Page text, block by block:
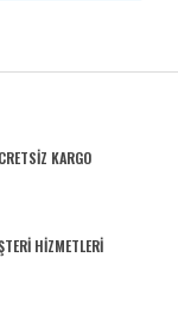
KARGO
HİZMETLERİ